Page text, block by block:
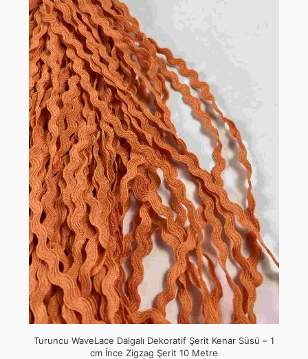
Turuncu WaveLace Dalgalı Dekoratif Şerit Kenar Süsü – 1
cm İnce Zigzag Şerit 10 Metre